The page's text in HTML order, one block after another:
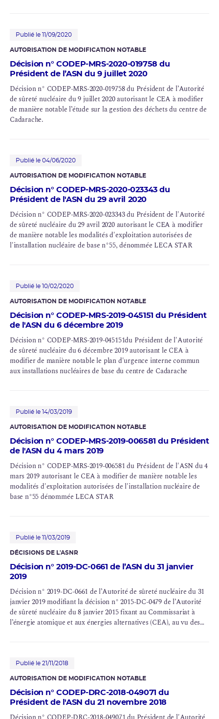
Publié le 11/09/2020
AUTORISATION DE MODIFICATION NOTABLE
Décision n° CODEP-MRS-2020-019758 du
Président de l’ASN du 9 juillet 2020
Décision n° CODEP-MRS-2020-019758 du Président de l’Autorité
de sûreté nucléaire du 9 juillet 2020 autorisant le CEA à modifier
de manière notable l’étude sur la gestion des déchets du centre de
Cadarache.
Publié le 04/06/2020
AUTORISATION DE MODIFICATION NOTABLE
Décision n° CODEP-MRS-2020-023343 du
Président de l'ASN du 29 avril 2020
Décision n° CODEP-MRS-2020-023343 du Président de l'Autorité
de sûreté nucléaire du 29 avril 2020 autorisant le CEA à modifier
de manière notable les modalités d'exploitation autorisées de
l'installation nucléaire de base n°55, dénommée LECA STAR
Publié le 10/02/2020
AUTORISATION DE MODIFICATION NOTABLE
Décision n° CODEP-MRS-2019-045151 du Président
de l'ASN du 6 décembre 2019
Décision n° CODEP-MRS-2019-045151du Président de l'Autorité
de sûreté nucléaire du 6 décembre 2019 autorisant le CEA à
modifier de manière notable le plan d'urgence internecommun
aux installations nucléaires de base du centre de Cadarache
Publié le 14/03/2019
AUTORISATION DE MODIFICATION NOTABLE
Décision n° CODEP-MRS-2019-006581 du Président
de l'ASN du 4 mars 2019
Décision n° CODEP-MRS-2019-006581 du Président de l'ASN du 4
mars 2019 autorisant le CEA à modifier de manière notable les
modalités d'exploitation autorisées de l'installation nucléaire de
base n°55 dénommée LECA STAR
Publié le 11/03/2019
DÉCISIONS DE L'ASNR
Décision n° 2019-DC-0661 de l’ASN du 31 janvier
2019
Décision n° 2019-DC-0661 de l’Autorité de sûreté nucléaire du 31
janvier 2019 modifiant la décision n° 2015-DC-0479 de l’Autorité
de sûreté nucléaire du 8 janvier 2015 fixant au Commissariat à
l’énergie atomique et aux énergies alternatives (CEA), au vu des
du-Rhône)
Publié le 21/11/2018
AUTORISATION DE MODIFICATION NOTABLE
Décision n° CODEP-DRC-2018-049071 du
Président de l'ASN du 21 novembre 2018